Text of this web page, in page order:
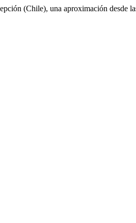
(Chile), una aproximación desde